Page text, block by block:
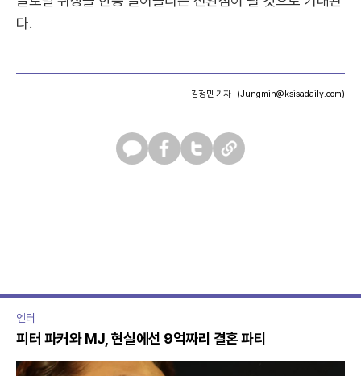
다.
김정민 기자 (Jungmin@ksisadaily.com)
엔터
피터 파커와 MJ, 현실에선 9억짜리 결혼 파티